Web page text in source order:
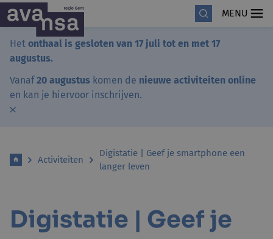
MENU
Het onthaal is gesloten van 17 juli tot en met 17
augustus.
Vanaf20 augustus komen de nieuwe activiteiten online
en kan je hiervoor inschrijven.
Activiteiten
Digistatie | Geef je smartphone een
langer leven
Digistatie | Geef je